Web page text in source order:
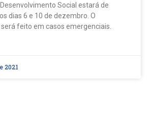
Social estará de
dias 6 e 10 de dezembro. O
feito em casos emergenciais.
2021